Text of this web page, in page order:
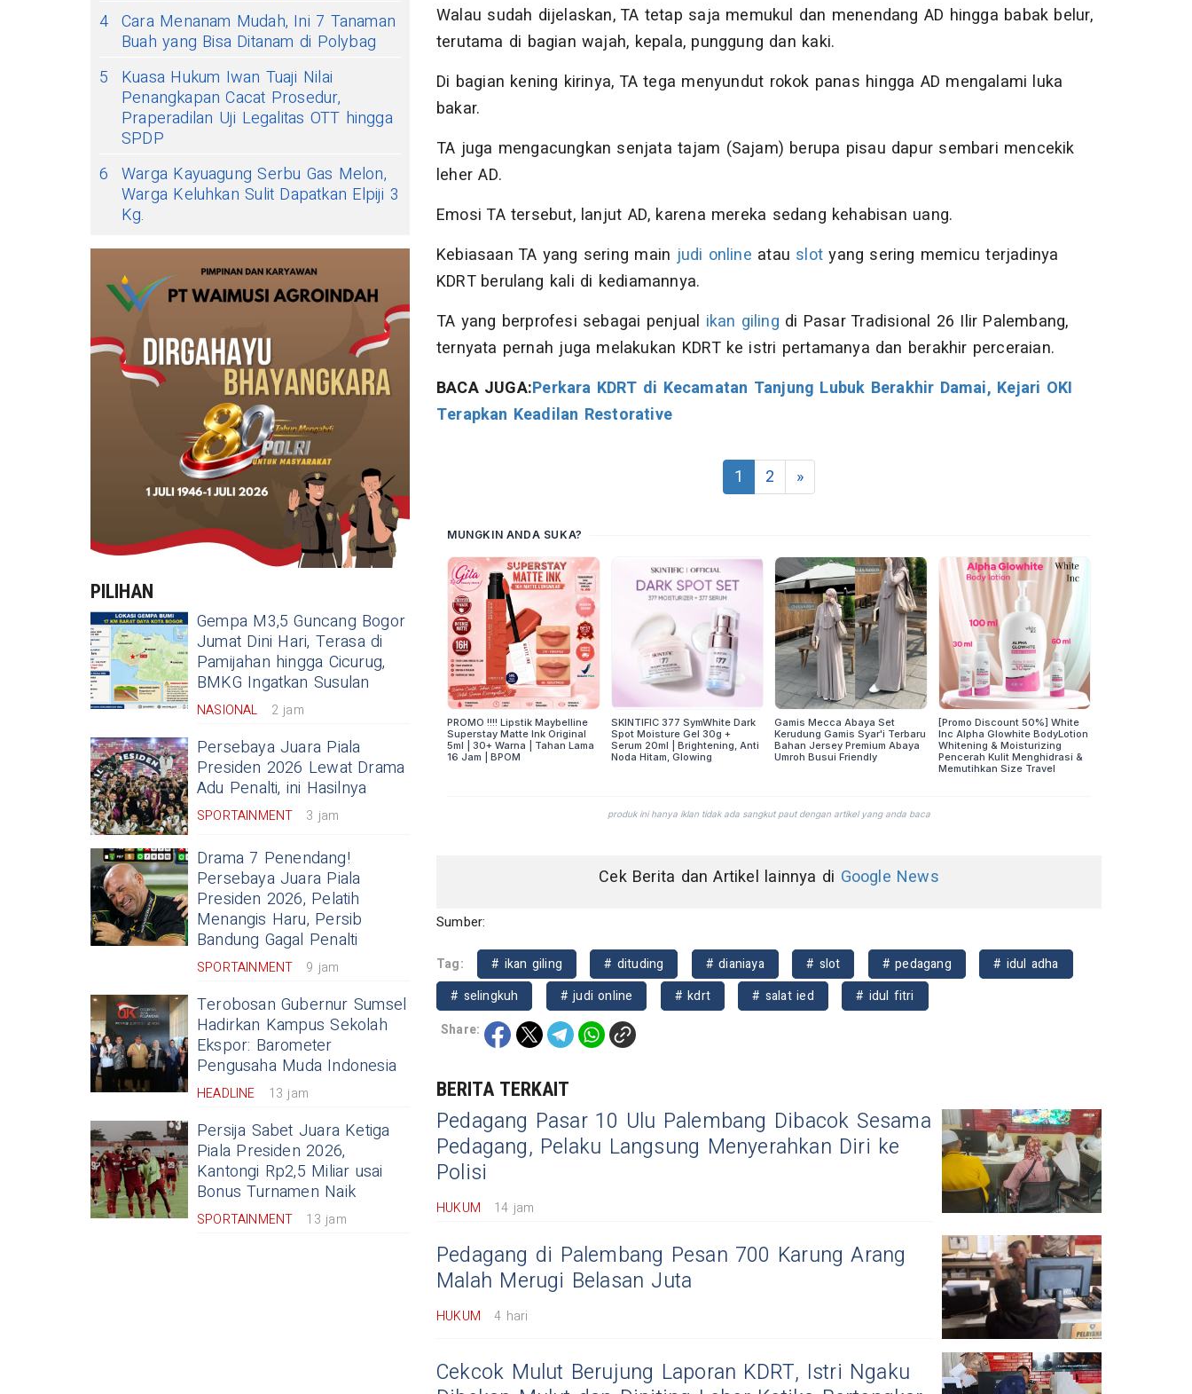
4 Cara Menanam Mudah, Ini 7 Tanaman
Buah yang Bisa Ditanam di Polybag
5
Kuasa Hukum Iwan Tuaji Nilai
Penangkapan Cacat Prosedur,
Praperadilan Uji Legalitas OTT hingga
SPDP
6 Warga Kayuagung Serbu Gas Melon,
Warga Keluhkan Sulit Dapatkan Elpiji 3
Kg.
PILIHAN
Gempa M3,5 Guncang Bogor
Jumat Dini Hari, Terasa di
Pamijahan hingga Cicurug,
BMKG Ingatkan Susulan
NASIONAL 2 jam
Persebaya Juara Piala
Presiden 2026 Lewat Drama
Adu Penalti, ini Hasilnya
SPORTAINMENT 3 jam
Drama 7 Penendang!
Persebaya Juara Piala
Presiden 2026, Pelatih
Menangis Haru, Persib
Bandung Gagal Penalti
SPORTAINMENT 9 jam
Terobosan Gubernur Sumsel
Hadirkan Kampus Sekolah
Ekspor: Barometer
Pengusaha Muda Indonesia
HEADLINE 13 jam
Persija Sabet Juara Ketiga
Piala Presiden 2026,
Kantongi Rp2,5 Miliar usai
Bonus Turnamen Naik
SPORTAINMENT 13 jam
Walau sudah dijelaskan, TA tetap saja memukul dan menendang AD hingga babak belur,
terutama di bagian wajah, kepala, punggung dan kaki.
Di bagian kening kirinya, TA tega menyundut rokok panas hingga AD mengalami luka
bakar.
TA juga mengacungkan senjata tajam (Sajam) berupa pisau dapur sembari mencekik
leher AD.
Emosi TA tersebut, lanjut AD, karena mereka sedang kehabisan uang.
Kebiasaan TA yang sering main judi online atau slot yang sering memicu terjadinya
KDRT berulang kali di kediamannya.
TA yang berprofesi sebagai penjual ikan giling di Pasar Tradisional 26 Ilir Palembang,
ternyata pernah juga melakukan KDRT ke istri pertamanya dan berakhir perceraian.
BACA JUGA:Perkara KDRT di Kecamatan Tanjung Lubuk Berakhir Damai, Kejari OKI
Terapkan Keadilan Restorative
1 2 »
Cek Berita dan Artikel lainnya di Google News
Sumber:
Tag: # ikan giling # dituding # dianiaya # slot # pedagang
# idul adha
# selingkuh
# judi online # kdrt # salat ied
# idul fitri
Share:
BERITA TERKAIT
Pedagang Pasar 10 Ulu Palembang Dibacok Sesama
Pedagang, Pelaku Langsung Menyerahkan Diri ke
Polisi
HUKUM 14 jam
Pedagang di Palembang Pesan 700 Karung Arang
Malah Merugi Belasan Juta
HUKUM 4 hari
Cekcok Mulut Berujung Laporan KDRT, Istri Ngaku